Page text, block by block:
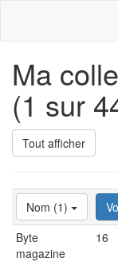
Ma
(1 sur
Tout afficher
Nom (1)
Byte
magazine
16